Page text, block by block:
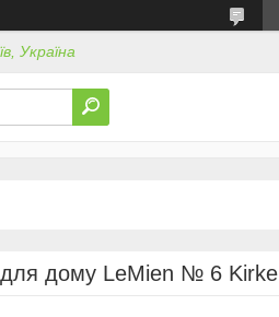
Україна
дому LeMien № 6 Kirke